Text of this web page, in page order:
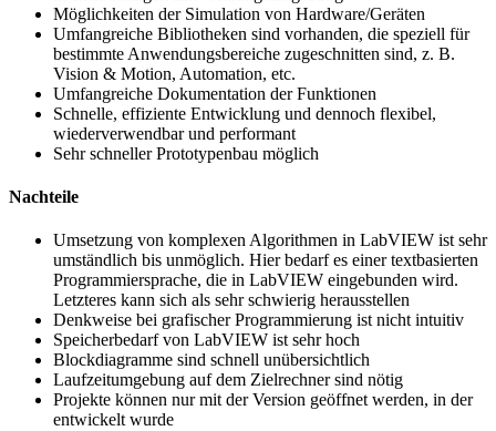
Möglichkeiten der Simulation von Hardware/Geräten
Umfangreiche Bibliotheken sind vorhanden, die speziell für
bestimmte Anwendungsbereiche zugeschnitten sind, z. B.
Vision & Motion, Automation, etc.
Umfangreiche Dokumentation der Funktionen
Schnelle, effiziente Entwicklung und dennoch flexibel,
wiederverwendbar und performant
Sehr schneller Prototypenbau möglich
Nachteile
Umsetzung von komplexen Algorithmen in LabVIEW ist sehr
umständlich bis unmöglich. Hier bedarf es einer textbasierten
Programmiersprache, die in LabVIEW eingebunden wird.
Letzteres kann sich als sehr schwierig herausstellen
Denkweise bei grafischer Programmierung ist nicht intuitiv
Speicherbedarf von LabVIEW ist sehr hoch
Blockdiagramme sind schnell unübersichtlich
Laufzeitumgebung auf dem Zielrechner sind nötig
Projekte können nur mit der Version geöffnet werden, in der
entwickelt wurde